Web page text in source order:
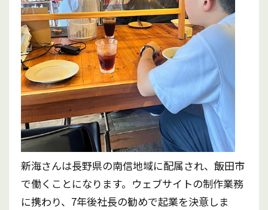
新海さんは長野県の南信地域に配属され、飯田市
で働くことになります。ウェブサイトの制作業務
に携わり、7年後社長の勧めで起業を決意しま